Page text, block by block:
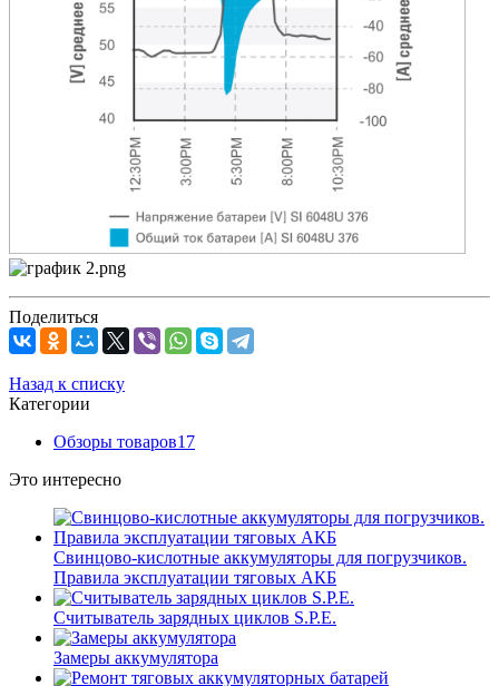
Поделиться
Назад к списку
Категории
Обзоры товаров17
Это интересно
Свинцово-кислотные аккумуляторы для погрузчиков.
Правила эксплуатации тяговых АКБ
Считыватель зарядных циклов S.P.E.
Замеры аккумулятора